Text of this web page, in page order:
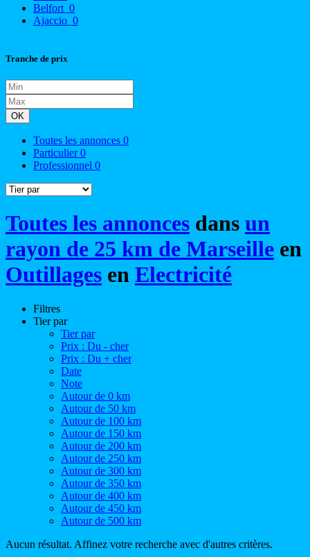
Belfort 0
Ajaccio 0
Tranche de prix
OK
Toutes les annonces 0
Particulier0
Professionnel 0
Toutes les annonces dans un
rayon de 25 km de Marseille en
Outillages en Electricité
Filtres
Tier par
Tier par
Prix : Du - cher
Prix : Du + cher
Date
Note
Autour de 0 km
Autour de 50 km
Autour de 100 km
Autour de 150 km
Autour de 200 km
Autour de 250 km
Autour de 300 km
Autour de 350 km
Autour de 400 km
Autour de 450 km
Autour de 500 km
Aucun résultat. Affinez votre recherche avec d'autres critères.